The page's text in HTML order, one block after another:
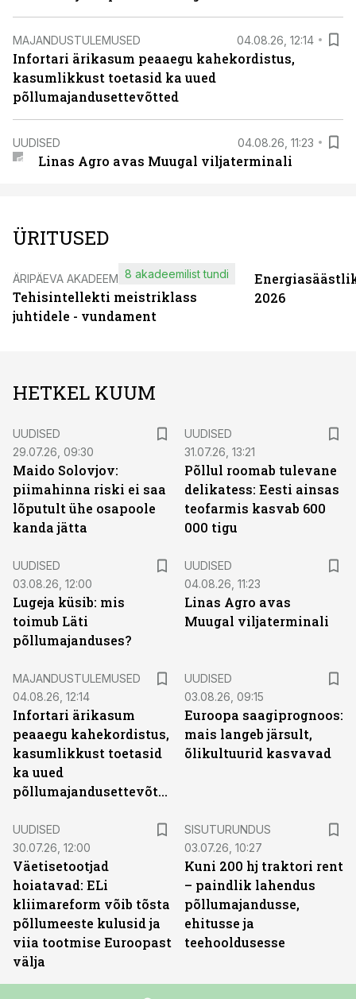
MAJANDUSTULEMUSED 04.08.26, 12:14
Infortari ärikasum peaaegu kahekordistus,
kasumlikkust toetasid ka uued
põllumajandusettevõtted
UUDISED 04.08.26, 11:23
Linas Agro avas Muugal viljaterminali
ÜRITUSED
ÄRIPÄEVA AKADEEMIA
Tehisintellekti meistriklass
juhtidele - vundament
8 akadeemilist tundi
2026
HETKEL KUUM
UUDISED
29.07.26, 09:30
Maido Solovjov:
piimahinna riski ei saa
lõputult ühe osapoole
kanda jätta
UUDISED
31.07.26, 13:21
Põllul roomab tulevane
delikatess: Eesti ainsas
teofarmis kasvab 600
000 tigu
UUDISED
03.08.26, 12:00
Lugeja küsib: mis
toimub Läti
põllumajanduses?
UUDISED
04.08.26, 11:23
Linas Agro avas
Muugal viljaterminali
MAJANDUSTULEMUSED
04.08.26, 12:14
Infortari ärikasum
peaaegu kahekordistus,
kasumlikkust toetasid
ka uued
põllumajandusettevõtted
UUDISED
03.08.26, 09:15
Euroopa saagiprognoos:
mais langeb järsult,
õlikultuurid kasvavad
UUDISED
30.07.26, 12:00
Väetisetootjad
hoiatavad: ELi
kliimareform võib tõsta
põllumeeste kulusid ja
viia tootmise Euroopast
välja
SISUTURUNDUS
03.07.26, 10:27
Kuni 200 hj traktori rent
– paindlik lahendus
põllumajandusse,
ehitusse ja
teehooldusesse